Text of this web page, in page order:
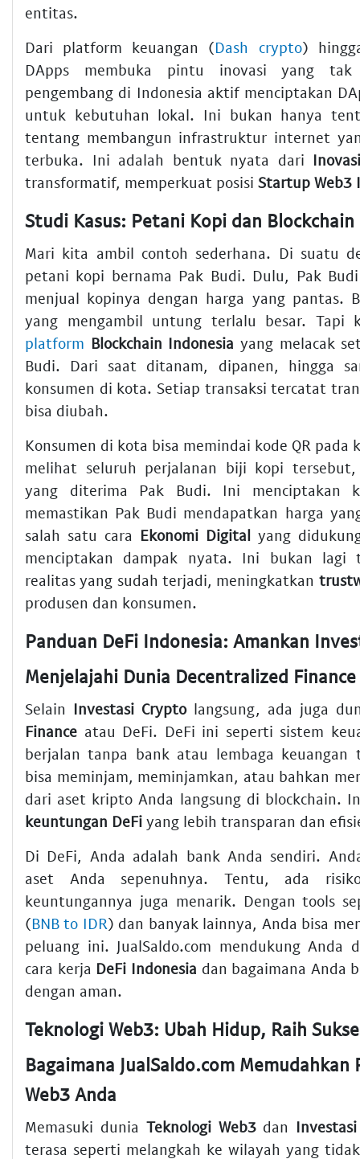
entitas.
Dari platform keuangan (Dash crypto)
DApps membuka pintu inovasi yang tak
pengembang di Indonesia aktif menciptakan
untuk kebutuhan lokal. Ini bukan hanya
tentang membangun infrastruktur internet
terbuka. Ini adalah bentuk nyata dari
transformatif, memperkuat posisi Startup Web3
Studi Kasus: Petani Kopi dan Blockchain
Mari kita ambil contoh sederhana. Di suatu
petani kopi bernama Pak Budi. Dulu, Pak
menjual kopinya dengan harga yang pantas.
yang mengambil untung terlalu besar. Tapi
platform Blockchain Indonesia yang melacak
Budi. Dari saat ditanam, dipanen, hingga
konsumen di kota. Setiap transaksi tercatat
bisa diubah.
Konsumen di kota bisa memindai kode QR pada
melihat seluruh perjalanan biji kopi
yang diterima Pak Budi. Ini menciptakan
memastikan Pak Budi mendapatkan harga
salah satu cara Ekonomi Digital yang
menciptakan dampak nyata. Ini bukan lagi
realitas yang sudah terjadi, meningkatkan
produsen dan konsumen.
Menjelajahi Dunia Decentralized
Selain Investasi Cryptolangsung, ada juga
Finance atau DeFi. DeFi ini seperti sistem
berjalan tanpa bank atau lembaga keuangan
bisa meminjam, meminjamkan, atau bahkan
dari aset kripto Anda langsung di blockchain.
keuntungan DeFi yang lebih transparan dan
Di DeFi, Anda adalah bank Anda sendiri.
aset Anda sepenuhnya. Tentu, ada
keuntungannya juga menarik. Dengan tools
(BNB to IDR) dan banyak lainnya, Anda bisa
peluang ini. JualSaldo.com mendukung Anda
cara kerja DeFi Indonesia dan bagaimana Anda
dengan aman.
Bagaimana JualSaldo.com Memudahkan
Web3 Anda
Memasuki dunia Teknologi Web3dan
terasa seperti melangkah ke wilayah yang